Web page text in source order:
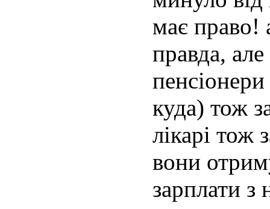
має право!
правда,
куда) тож
лікарі тож
вони
зарплати з